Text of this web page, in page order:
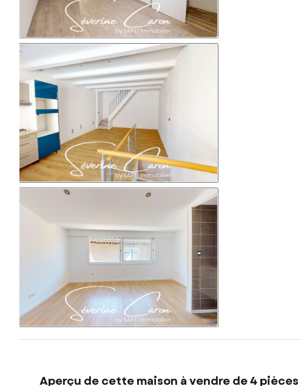
Aperçu de cette maison à vendre de 4 pièces